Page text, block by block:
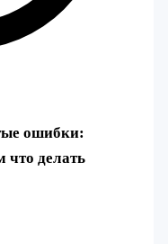
ошибки:
что делать